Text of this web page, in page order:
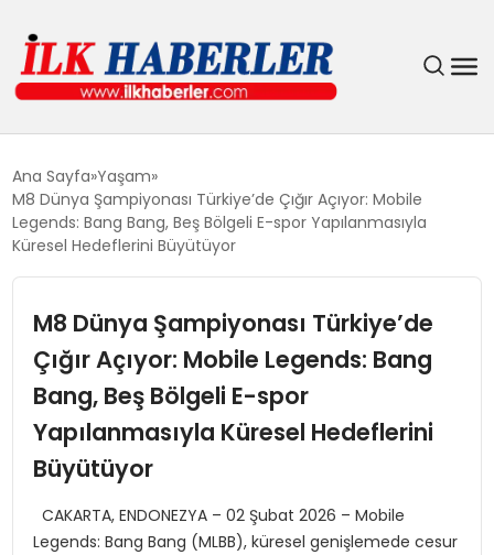
EĞITIM
EKONOMI
GÜNDEM
MAGAZIN
SIYASET
SPOR
Ana Sayfa Yaşam
M8 Dünya Şampiyonası Türkiye’de Çığır Açıyor: Mobile
Legends: Bang Bang, Beş Bölgeli E-spor Yapılanmasıyla
Küresel Hedeflerini Büyütüyor
M8 Dünya Şampiyonası Türkiye’de
Çığır Açıyor: Mobile Legends: Bang
Bang, Beş Bölgeli E-spor
Yapılanmasıyla Küresel Hedeflerini
Büyütüyor
CAKARTA, ENDONEZYA – 02 Şubat 2026 – Mobile
Legends: Bang Bang (MLBB), küresel genişlemede cesur